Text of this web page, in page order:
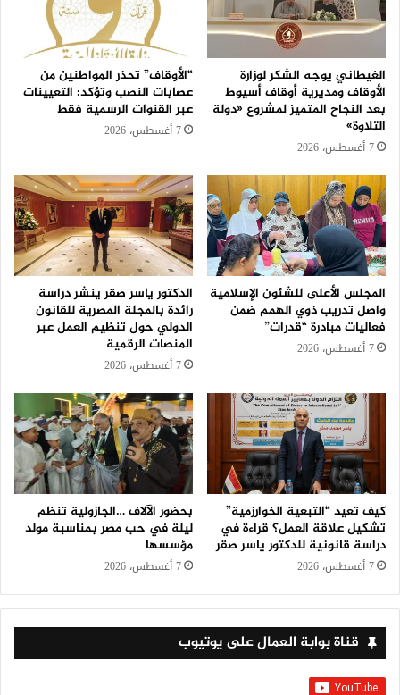
الغيطاني يوجه الشكر لوزارة
الأوقاف ومديرية أوقاف أسيوط
بعد النجاح المتميز لمشروع «دولة
التلاوة»
7 أغسطس، 2026
“الأوقاف” تحذر المواطنين من
عصابات النصب وتؤكد: التعيينات
عبر القنوات الرسمية فقط
7 أغسطس، 2026
المجلس الأعلى للشئون الإسلامية
واصل تدريب ذوي الهمم ضمن
فعاليات مبادرة “قدرات”
7 أغسطس، 2026
الدكتور ياسر صقر ينشر دراسة
رائدة بالمجلة المصرية للقانون
الدولي حول تنظيم العمل عبر
المنصات الرقمية
7 أغسطس، 2026
كيف تعيد “التبعية الخوارزمية”
تشكيل علاقة العمل؟ قراءة في
دراسة قانونية للدكتور ياسر صقر
7 أغسطس، 2026
بحضور الآلاف …الجازولية تنظم
ليلة في حب مصر بمناسبة مولد
مؤسسها
7 أغسطس، 2026
قناة بوابة العمال على يوتيوب